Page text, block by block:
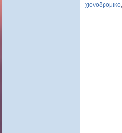
χιονοδρομικο,